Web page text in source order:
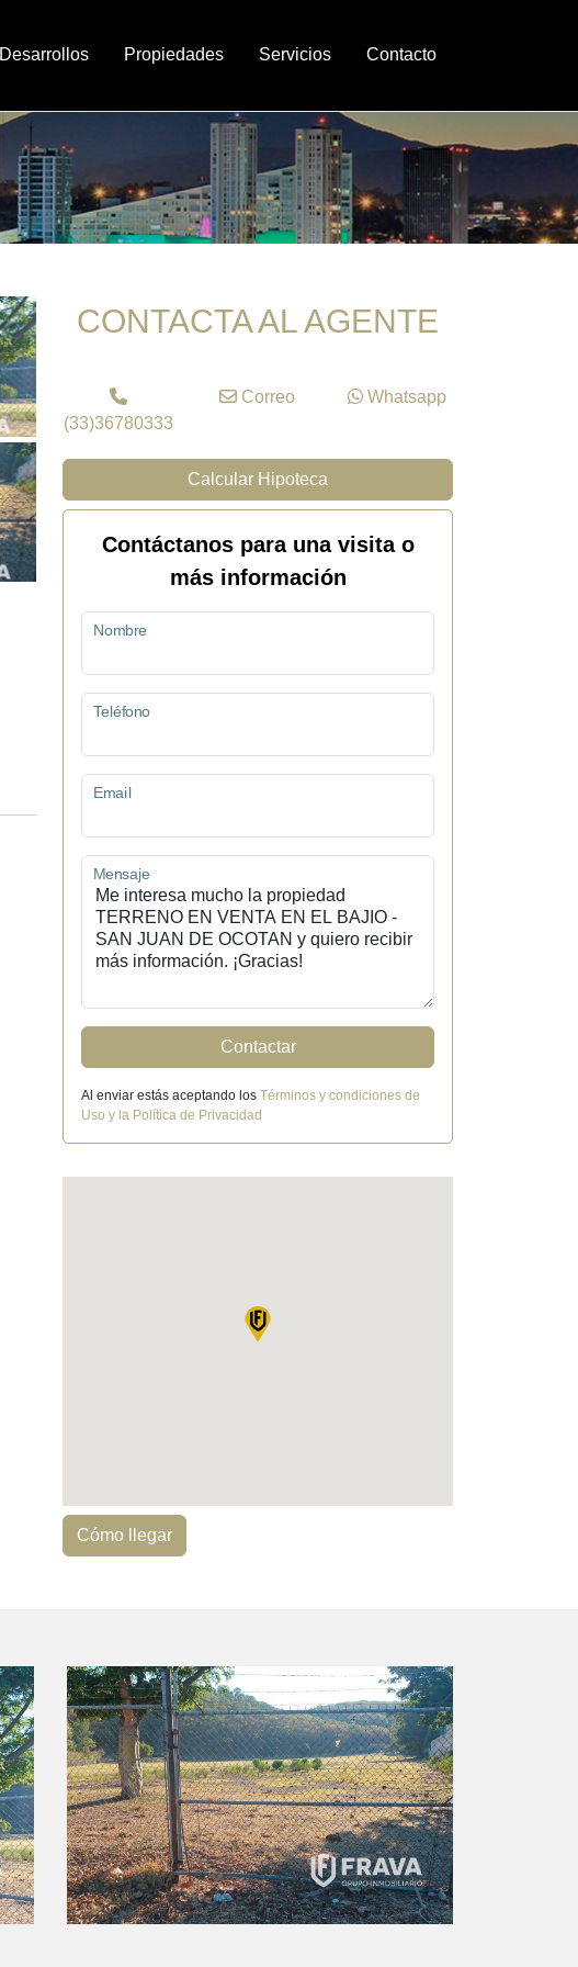
Desarrollos Propiedades Servicios Contacto
CONTACTA AL AGENTE
(33)36780333
Correo Whatsapp
Calcular Hipoteca
Contáctanos para una visita o
más información
Nombre
Teléfono
Email
Mensaje
Contactar
Al enviar estás aceptando los Términos y condiciones de
Uso y la Política de Privacidad
Cómo llegar